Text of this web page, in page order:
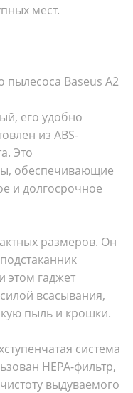
мест.
Baseus A2
его удобно
из ABS-
Это
обеспечивающие
и долгосрочное
размеров. Он
этом гаджет
всасывания,
пыль и крошки.
система
HEPA-фильтр,
выдуваемого